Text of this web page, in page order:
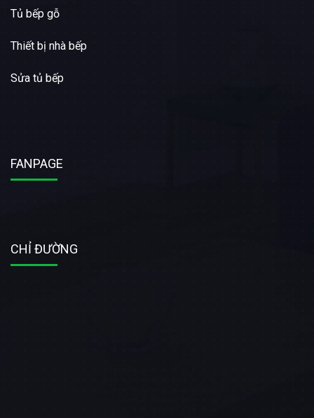
Tủ bếp gỗ
Thiết bị nhà bếp
Sửa tủ bếp
FANPAGE
CHỈ ĐƯỜNG